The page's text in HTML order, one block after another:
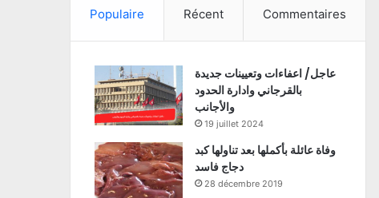
Populaire Récent Commentaires
عاجل/ اعفاءات وتعيينات جديدة
بالقرجاني وادارة الحدود
والأجانب
19 juillet 2024
وفاة عائلة بأكملها بعد تناولها كبد
دجاج فاسد
28 décembre 2019